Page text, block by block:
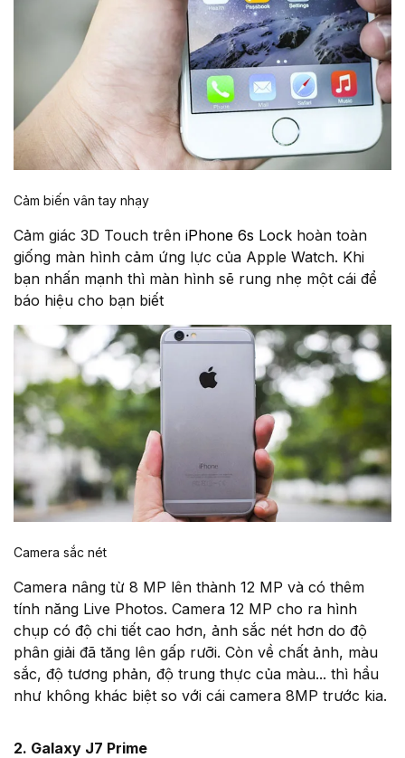
Cảm biến vân tay nhạy
Cảm giác 3D Touch trên iPhone 6s Lock hoàn toàn
giống màn hình cảm ứng lực của Apple Watch. Khi
bạn nhấn mạnh thì màn hình sẽ rung nhẹ một cái để
báo hiệu cho bạn biết
Camera sắc nét
Camera nâng từ 8 MP lên thành 12 MP và có thêm
tính năng Live Photos. Camera 12 MP cho ra hình
chụp có độ chi tiết cao hơn, ảnh sắc nét hơn do độ
phân giải đã tăng lên gấp rưỡi. Còn về chất ảnh, màu
sắc, độ tương phản, độ trung thực của màu... thì hầu
như không khác biệt so với cái camera 8MP trước kia.
2. Galaxy J7 Prime